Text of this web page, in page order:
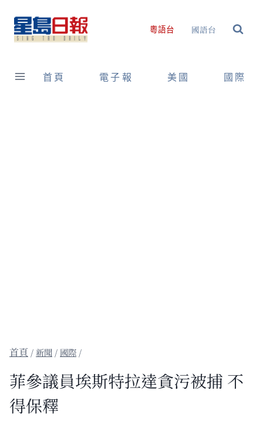
content
粵語台 國語台
首頁 電子報 美國 國際
/新聞 / 國際 /
菲參議員埃斯特拉達貪污被捕 不
得保釋